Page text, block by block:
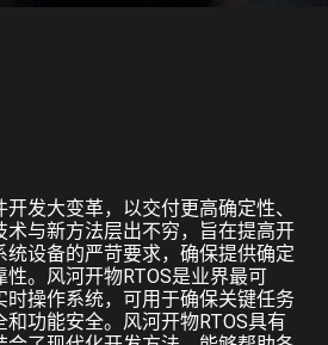
发大变革，以交付更高确定性、
术与新方法层出不穷，旨在提高开
设备的严苛要求，确保提供确定
。风河开物RTOS是业界最可
时操作系统，可用于确保关键任务
功能安全。风河开物RTOS具有